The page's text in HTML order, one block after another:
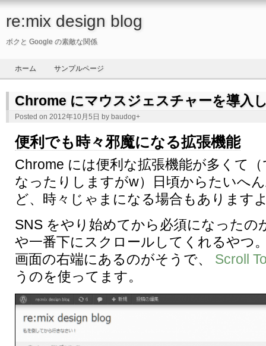
re:mix design blog
ボクと Google の素敵な関係
ホーム サンプルページ
Chrome にマウスジェスチャーを導入
Posted on 2012年10月5日 by baudog+
便利でも時々邪魔になる拡張機能
Chrome には便利な拡張機能が多くて
なったりしますがw）日頃からたいへ
ど、時々じゃまになる場合もあります
SNS をやり始めてから必須になったの
や一番下にスクロールしてくれるやつ
画面の右端にあるのがそうで、 Scroll
うのを使ってます。